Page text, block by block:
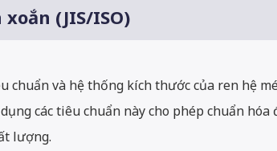
(JIS/ISO)
chuẩn và hệ thống kích thước của ren hệ
các tiêu chuẩn này cho phép chuẩn
lượng.